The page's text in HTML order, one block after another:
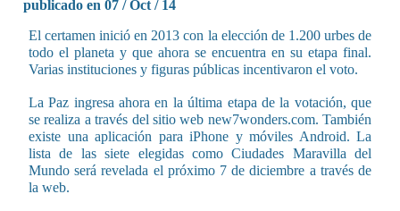
publicado en 07 / Oct / 14
El certamen inició en 2013 con la elección de 1.200 urbes de
todo el planeta y que ahora se encuentra en su etapa final.
Varias instituciones y figuras públicas incentivaron el voto.
La Paz ingresa ahora en la última etapa de la votación, que
se realiza a través del sitio web new7wonders.com. También
existe una aplicación para iPhone y móviles Android. La
lista de las siete elegidas como Ciudades Maravilla del
Mundo será revelada el próximo 7 de diciembre a través de
la web.